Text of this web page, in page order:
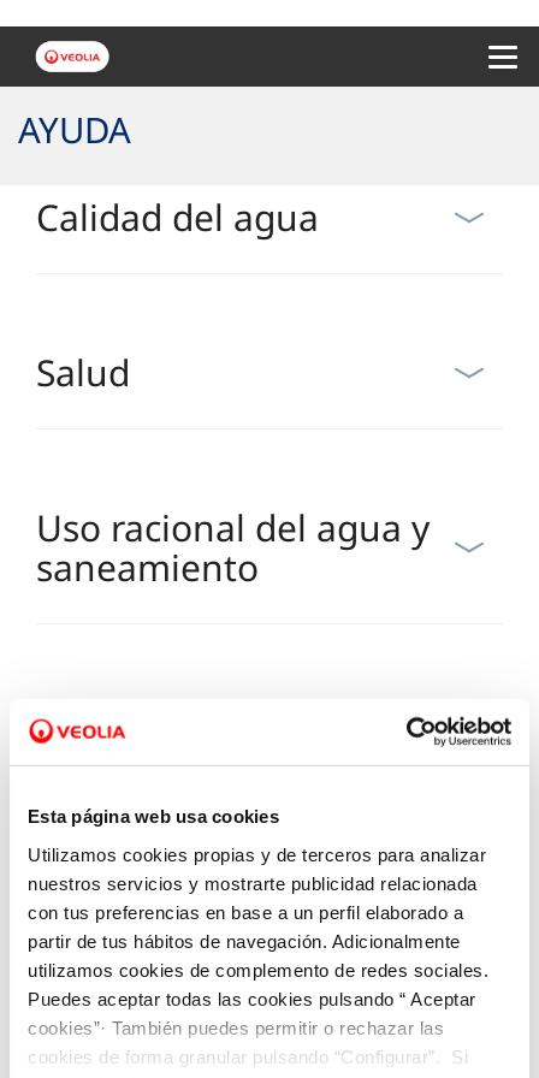
Esta página web usa cookies
Utilizamos cookies propias y de terceros para analizar
nuestros servicios y mostrarte publicidad relacionada
con tus preferencias en base a un perfil elaborado a
partir de tus hábitos de navegación. Adicionalmente
utilizamos cookies de complemento de redes sociales.
Puedes aceptar todas las cookies pulsando “ Aceptar
cookies”· También puedes permitir o rechazar las
cookies de forma granular pulsando “Configurar”. Si
AYUDA
Calidad del agua
Salud
Uso racional del agua y
saneamiento
Consumo y factura
Pagos
Ayuda, bonificaciones y